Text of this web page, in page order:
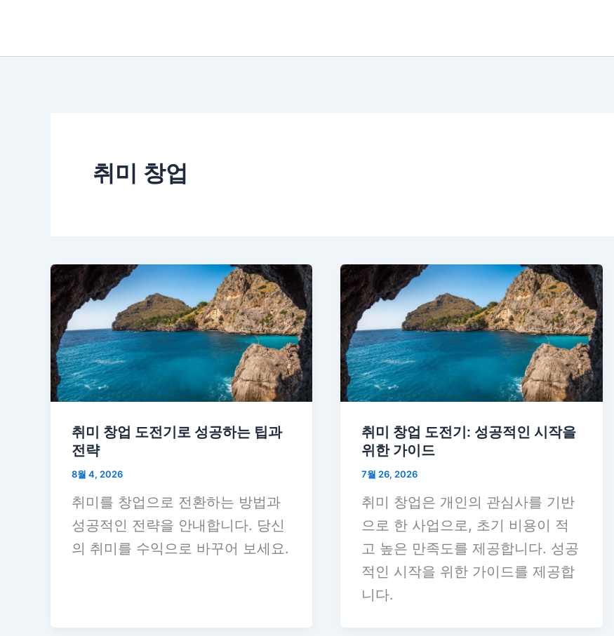
츠
취미 창업
취미 창업 도전기로 성공하는 팁과
전략
8월 4, 2026
취미를 창업으로 전환하는 방법과
성공적인 전략을 안내합니다. 당신
의 취미를 수익으로 바꾸어 보세요.
취미 창업 도전기: 성공적인 시작을
위한 가이드
7월 26, 2026
취미 창업은 개인의 관심사를 기반
으로 한 사업으로, 초기 비용이 적
고 높은 만족도를 제공합니다. 성공
적인 시작을 위한 가이드를 제공합
니다.